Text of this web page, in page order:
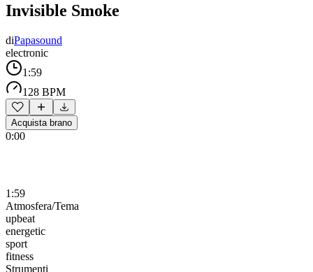
Invisible Smoke
diPapasound
electronic
1:59
128 BPM
Acquista brano
0:00
1:59
Atmosfera/Tema
upbeat
energetic
sport
fitness
Strumenti